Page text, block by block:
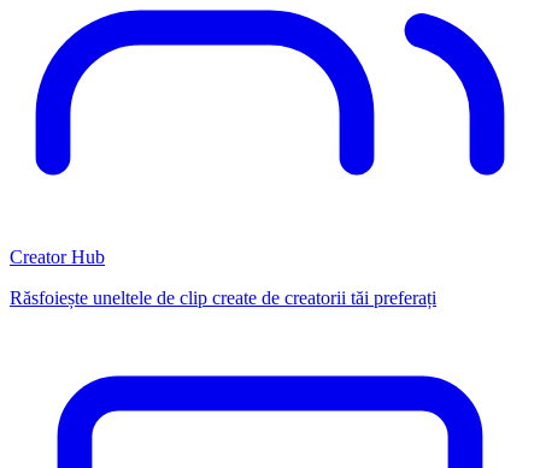
Creator Hub
Răsfoiește uneltele de clip create de creatorii tăi preferați